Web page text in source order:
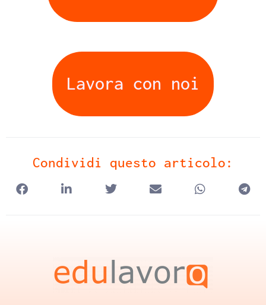
Lavora con noi
Condividi questo articolo: